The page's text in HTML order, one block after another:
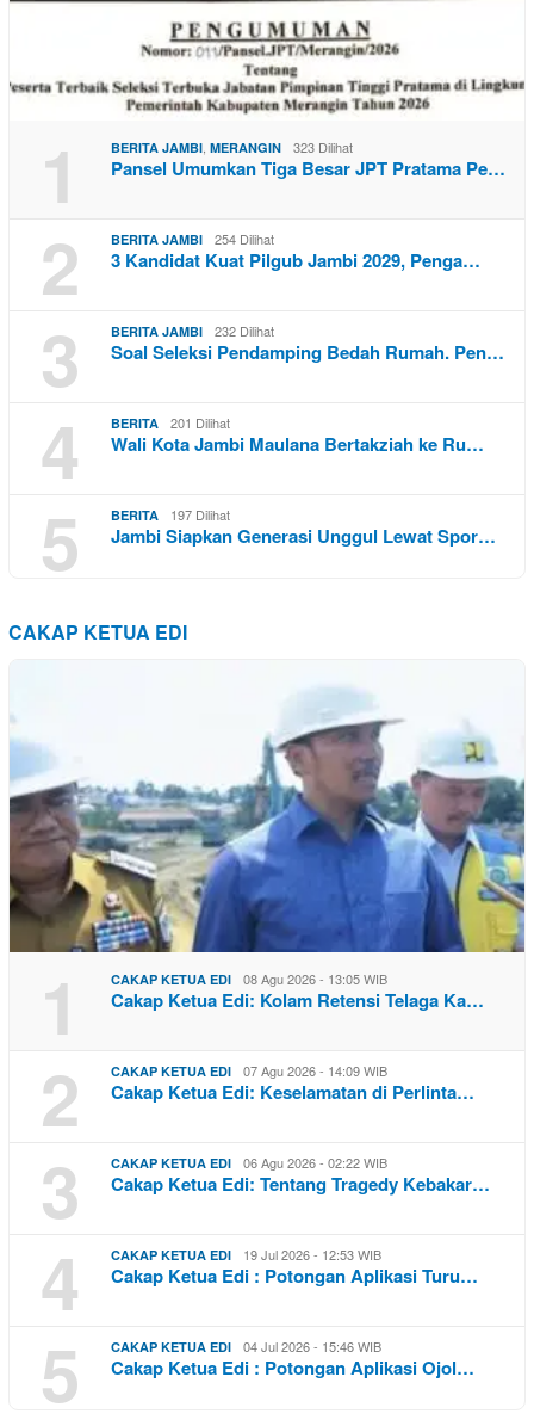
1 BERITA JAMBI MERANGIN 323 Dilihat
Pansel Umumkan Tiga Besar JPT Pratama Pe…
2 BERITA JAMBI 254 Dilihat
3 Kandidat Kuat Pilgub Jambi 2029, Penga…
3 BERITA JAMBI 232 Dilihat
Soal Seleksi Pendamping Bedah Rumah. Pen…
4 BERITA 201 Dilihat
Wali Kota Jambi Maulana Bertakziah ke Ru…
5 BERITA 197 Dilihat
Jambi Siapkan Generasi Unggul Lewat Spor…
CAKAP KETUA EDI
1 CAKAP KETUA EDI 08 Agu 2026 - 13:05 WIB
Cakap Ketua Edi: Kolam Retensi Telaga Ka…
2 CAKAP KETUA EDI 07 Agu 2026 - 14:09 WIB
Cakap Ketua Edi: Keselamatan di Perlinta…
3 CAKAP KETUA EDI 06 Agu 2026 - 02:22 WIB
Cakap Ketua Edi: Tentang Tragedy Kebakar…
4 CAKAP KETUA EDI 19 Jul 2026 - 12:53 WIB
Cakap Ketua Edi : Potongan Aplikasi Turu…
5 CAKAP KETUA EDI 04 Jul 2026 - 15:46 WIB
Cakap Ketua Edi : Potongan Aplikasi Ojol…